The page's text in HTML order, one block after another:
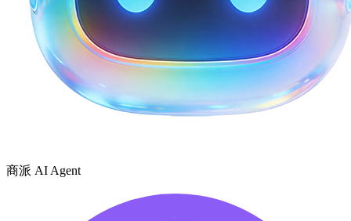
商派 AI Agent